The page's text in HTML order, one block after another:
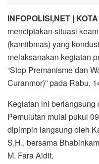
INFOPOLISI,NET |
menciptakan situasi
(kamtibmas) yang
melaksanakan kegiatan
“Stop Premanisme dan
Curanmor)” pada Rabu,
Kegiatan ini
Pemulutan mulai pukul
dipimpin langsung oleh
S.H., bersama
M. Fara Aidit.